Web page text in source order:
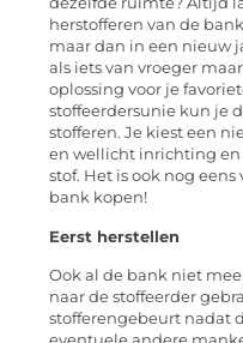
herstofferen van de
maar dan in een nieuw
als iets van vroeger
oplossing voor je
stoffeerdersunie kun je
stofferen. Je kiest een
en wellicht inrichting en
stof. Het is ook nog
bank kopen!
Eerst herstellen
Ook al de bank niet
naar de stoffeerder
stofferengebeurt nadat